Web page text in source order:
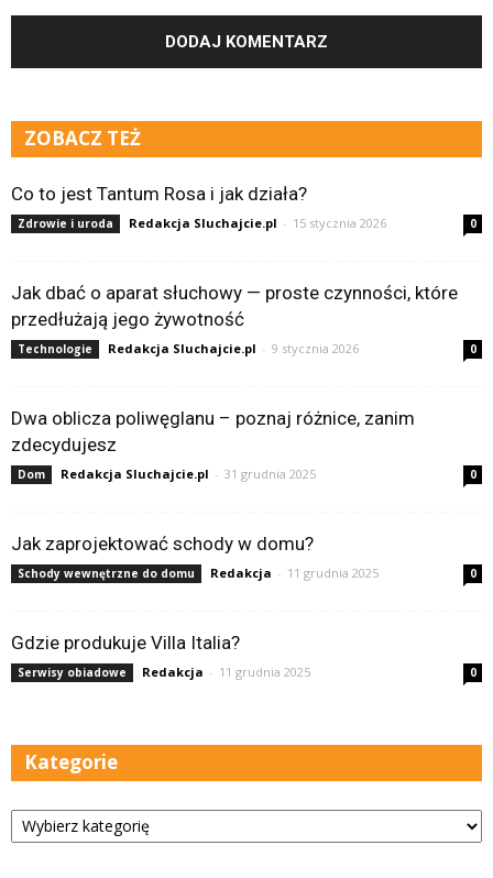
ZOBACZ TEŻ
Co to jest Tantum Rosa i jak działa?
Zdrowie i uroda Redakcja Sluchajcie.pl - 15 stycznia 2026 0
Jak dbać o aparat słuchowy — proste czynności, które
przedłużają jego żywotność
Technologie Redakcja Sluchajcie.pl - 9 stycznia 2026 0
Dwa oblicza poliwęglanu – poznaj różnice, zanim
zdecydujesz
Dom Redakcja Sluchajcie.pl - 31 grudnia 2025 0
Jak zaprojektować schody w domu?
Schody wewnętrzne do domu Redakcja - 11 grudnia 2025 0
Gdzie produkuje Villa Italia?
Serwisy obiadowe Redakcja - 11 grudnia 2025 0
Kategorie
Kategorie